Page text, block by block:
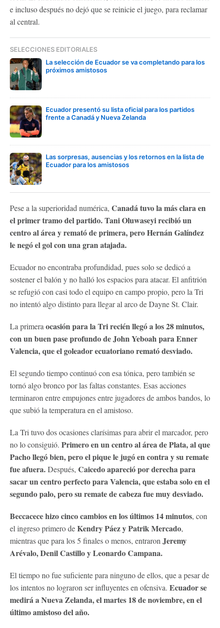
e incluso después no dejó que se reinicie el juego, para reclamar
al central.
SELECCIONES EDITORIALES
La selección de Ecuador se va completando para los
próximos amistosos
Ecuador presentó su lista oficial para los partidos
frente a Canadá y Nueva Zelanda
Las sorpresas, ausencias y los retornos en la lista de
Ecuador para los amistosos
Pese a la superioridad numérica, Canadá tuvo la más clara en
el primer tramo del partido. Tani Oluwaseyi recibió un
centro al área y remató de primera, pero Hernán Galíndez
le negó el gol con una gran atajada.
Ecuador no encontraba profundidad, pues solo se dedicó a
sostener el balón y no halló los espacios para atacar. El anfitrión
se refugió con casi todo el equipo en campo propio, pero la Tri
no intentó algo distinto para llegar al arco de Dayne St. Clair.
La primera ocasión para la Tri recién llegó a los 28 minutos,
con un buen pase profundo de John Yeboah para Enner
Valencia, que el goleador ecuatoriano remató desviado.
El segundo tiempo continuó con esa tónica, pero también se
tornó algo bronco por las faltas constantes. Esas acciones
terminaron entre empujones entre jugadores de ambos bandos, lo
que subió la temperatura en el amistoso.
La Tri tuvo dos ocasiones clarísimas para abrir el marcador, pero
no lo consiguió. Primero en un centro al área de Plata, al que
Pacho llegó bien, pero el pique le jugó en contra y su remate
fue afuera.Después, Caicedo apareció por derecha para
sacar un centro perfecto para Valencia, que estaba solo en el
segundo palo, pero su remate de cabeza fue muy desviado.
Beccacece hizo cinco cambios en los últimos 14 minutos, con
el ingreso primero deKendry Páez y Patrik Mercado,
mientras que para los 5 finales o menos, entraron Jeremy
Arévalo, Denil Castillo y Leonardo Campana.
El tiempo no fue suficiente para ninguno de ellos, que a pesar de
los intentos no lograron ser influyentes en ofensiva. Ecuador se
medirá a Nueva Zelanda, el martes 18 de noviembre, en el
último amistoso del año.